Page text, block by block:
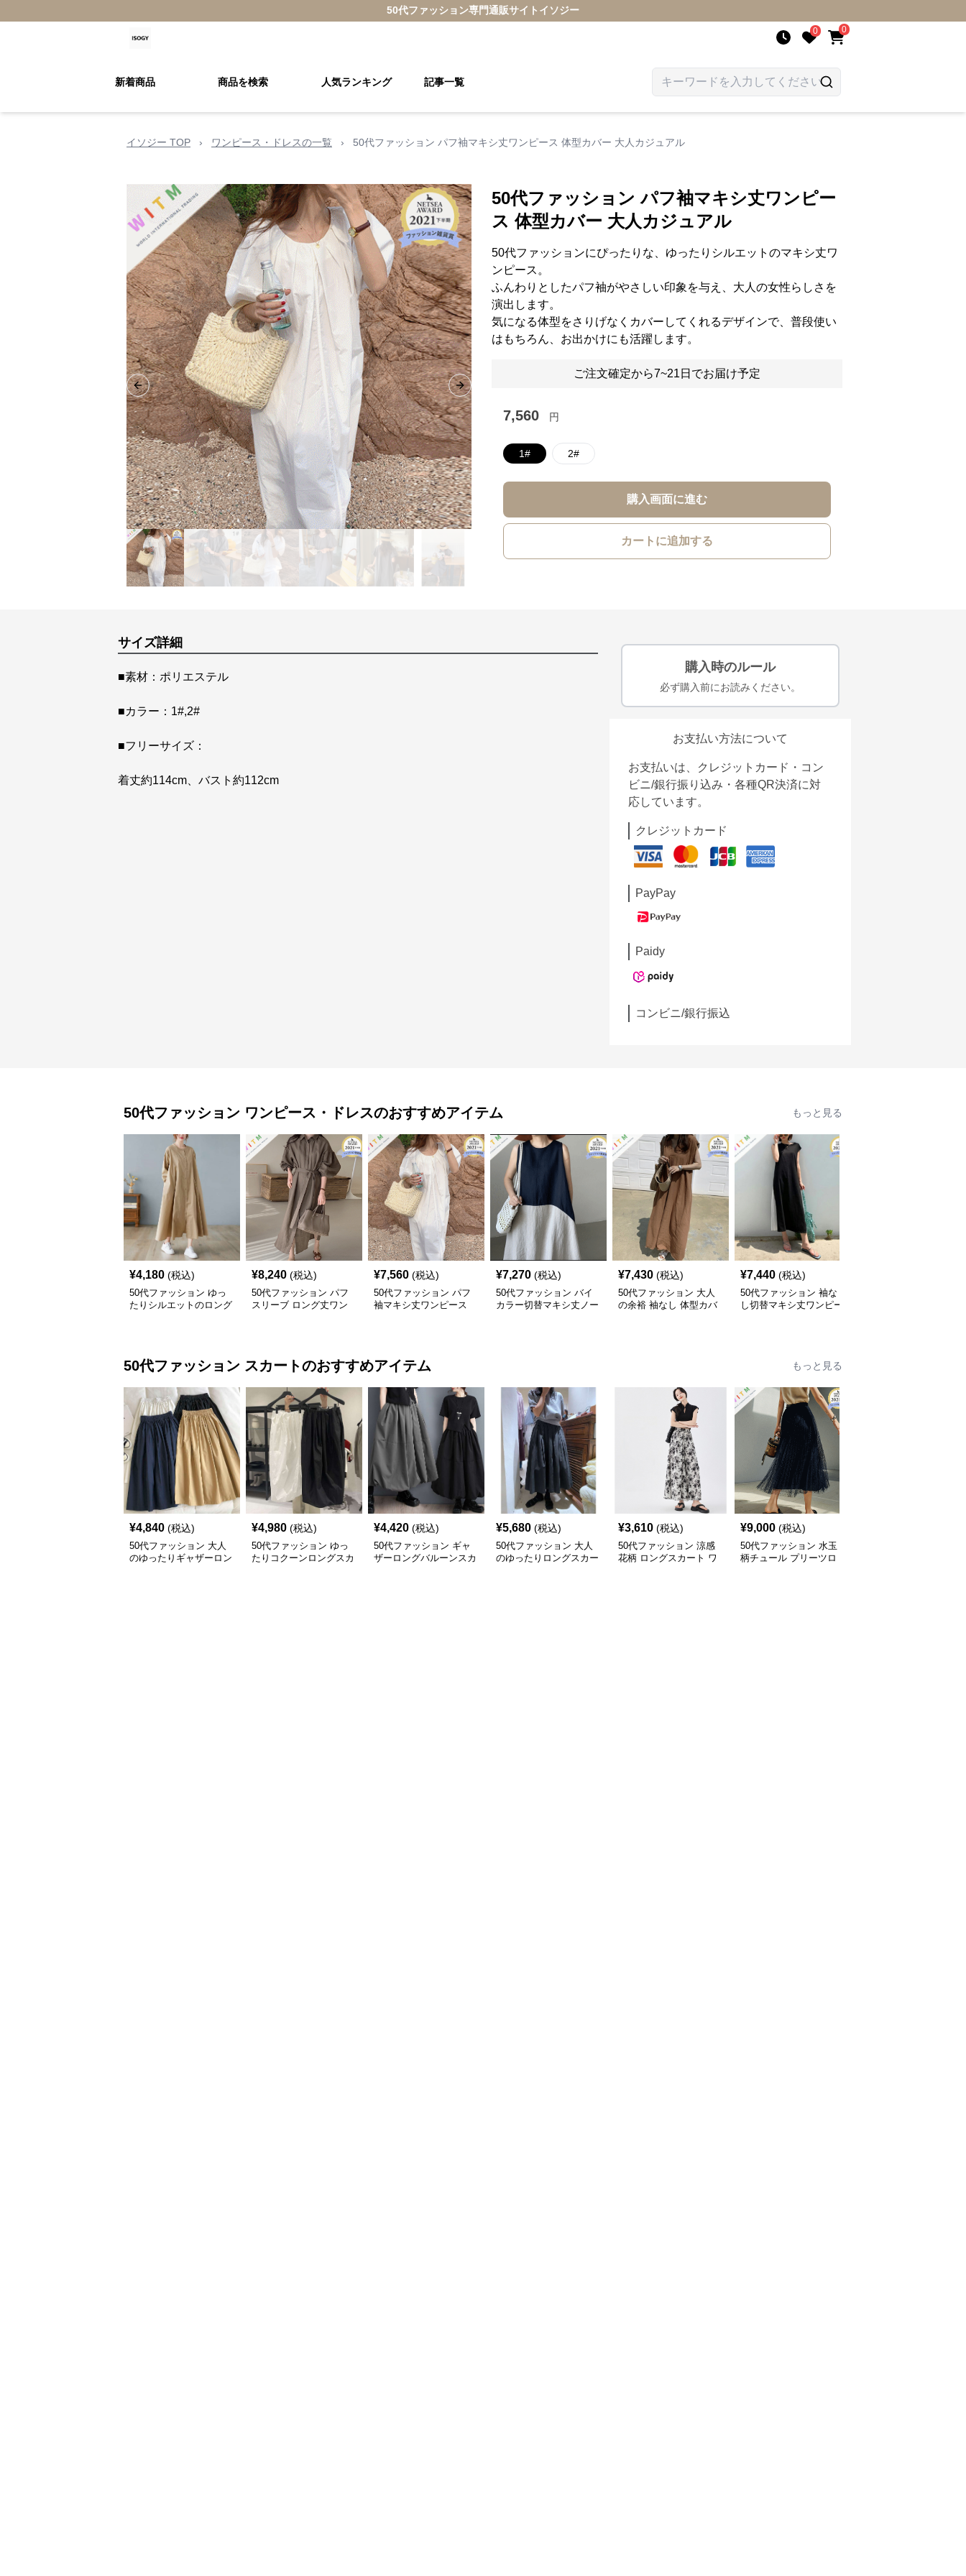
50代ファッション専門通販サイト イソジー
0 0
新着商品 商品を検索 人気ランキング 記事一覧
イソジー TOP › ワンピース・ドレスの一覧 › 50代ファッション パフ袖マキシ丈ワンピース 体型カバー 大人カジュアル
Previous slide Next slide
50代ファッション パフ袖マキシ丈ワンピー
ス 体型カバー 大人カジュアル
50代ファッションにぴったりな、ゆったりシルエットのマキシ丈ワ
ンピース。
ふんわりとしたパフ袖がやさしい印象を与え、大人の女性らしさを
演出します。
気になる体型をさりげなくカバーしてくれるデザインで、普段使い
はもちろん、お出かけにも活躍します。
ご注文確定から7~21日でお届け予定
7,560 円
1# 2#
購入画面に進む
カートに追加する
サイズ詳細
■素材：ポリエステル
■カラー：1#,2#
■フリーサイズ：
着丈約114cm、バスト約112cm
購入時のルール
必ず購入前にお読みください。
お支払い方法について
お支払いは、クレジットカード・コン
ビニ/銀行振り込み・各種QR決済に対
応しています。
クレジットカード
PayPay
Paidy
コンビニ/銀行振込
50代ファッション ワンピース・ドレスのおすすめアイテム もっと見る
¥4,180 (税込)
50代ファッション ゆっ
たりシルエットのロング
¥8,240 (税込)
50代ファッション パフ
スリーブ ロング丈ワン
¥7,560 (税込)
50代ファッション パフ
袖マキシ丈ワンピース
¥7,270 (税込)
50代ファッション バイ
カラー切替マキシ丈ノー
¥7,430 (税込)
50代ファッション 大人
の余裕 袖なし 体型カバ
¥7,440 (税込)
50代ファッション 袖な
し切替マキシ丈ワンピー
50代ファッション スカートのおすすめアイテム もっと見る
¥4,840 (税込)
50代ファッション 大人
のゆったりギャザーロン
¥4,980 (税込)
50代ファッション ゆっ
たりコクーンロングスカ
¥4,420 (税込)
50代ファッション ギャ
ザーロングバルーンスカ
¥5,680 (税込)
50代ファッション 大人
のゆったりロングスカー
¥3,610 (税込)
50代ファッション 涼感
花柄 ロングスカート ワ
¥9,000 (税込)
50代ファッション 水玉
柄チュール プリーツロ